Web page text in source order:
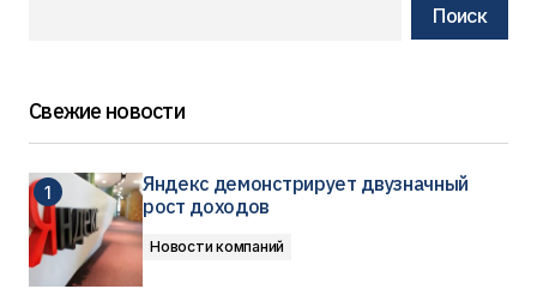
Поиск
Свежие новости
Яндекс демонстрирует двузначный
рост доходов
Новости компаний